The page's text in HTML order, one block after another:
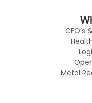
CFO’s
Metal